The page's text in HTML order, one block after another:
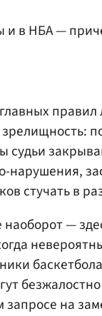
и в НБА —
правил
судьи
нарушения,
стучать в
—
на